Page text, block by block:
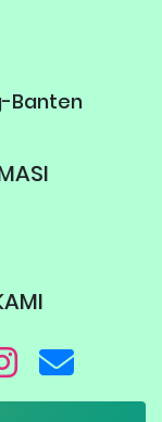
Banten